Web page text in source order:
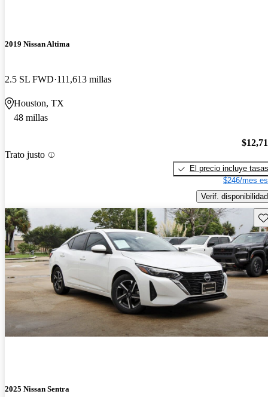
2019 Nissan Altima
2.5 SL FWD 111,613 millas
Houston, TX
48 millas
Trato justo
El precio incluye tasas
$246/mes
Verif. disponibilidad
2025 Nissan Sentra